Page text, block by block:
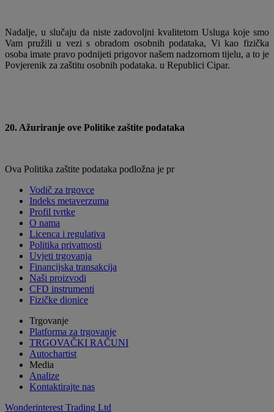
Nadalje, u slučaju da niste zadovoljni kvalitetom Usluga koje smo
Vam pružili u vezi s obradom osobnih podataka, Vi kao fizička
osoba imate pravo podnijeti prigovor našem nadzornom tijelu, a to je
Povjerenik za zaštitu osobnih podataka. u Republici Cipar.
20. Ažuriranje ove Politike zaštite podataka
Ova Politika zaštite podataka podložna je pr
Vodič za trgovce
Indeks metaverzuma
Profil tvrtke
O nama
Licenca i regulativa
Politika privatnosti
Uvjeti trgovanja
Financijska transakcija
Naši proizvodi
CFD instrumenti
Fizičke dionice
Trgovanje
Platforma za trgovanje
TRGOVAČKI RAČUNI
Autochartist
Media
Analize
Kontaktirajte nas
Wonderinterest Trading Ltd